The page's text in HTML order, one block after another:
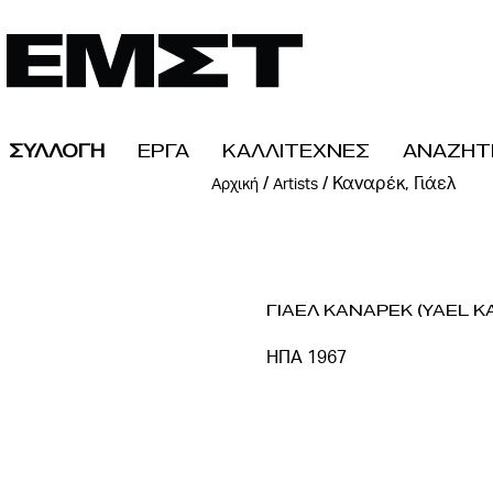
ΣΥΛΛΟΓΗ ΕΡΓΑ ΚΑΛΛΙΤΕΧΝΕΣ
Αρχική / Artists / Καναρέκ, Γιάελ
Γιαελ Καναρεκ (Yael
ΗΠΑ 1967